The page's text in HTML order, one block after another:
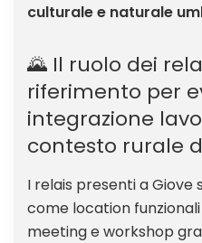
culturale e naturale
🌄 Il ruolo dei
riferimento per
integrazione
contesto rurale
I relais presenti a Giove
come location
meeting e workshop